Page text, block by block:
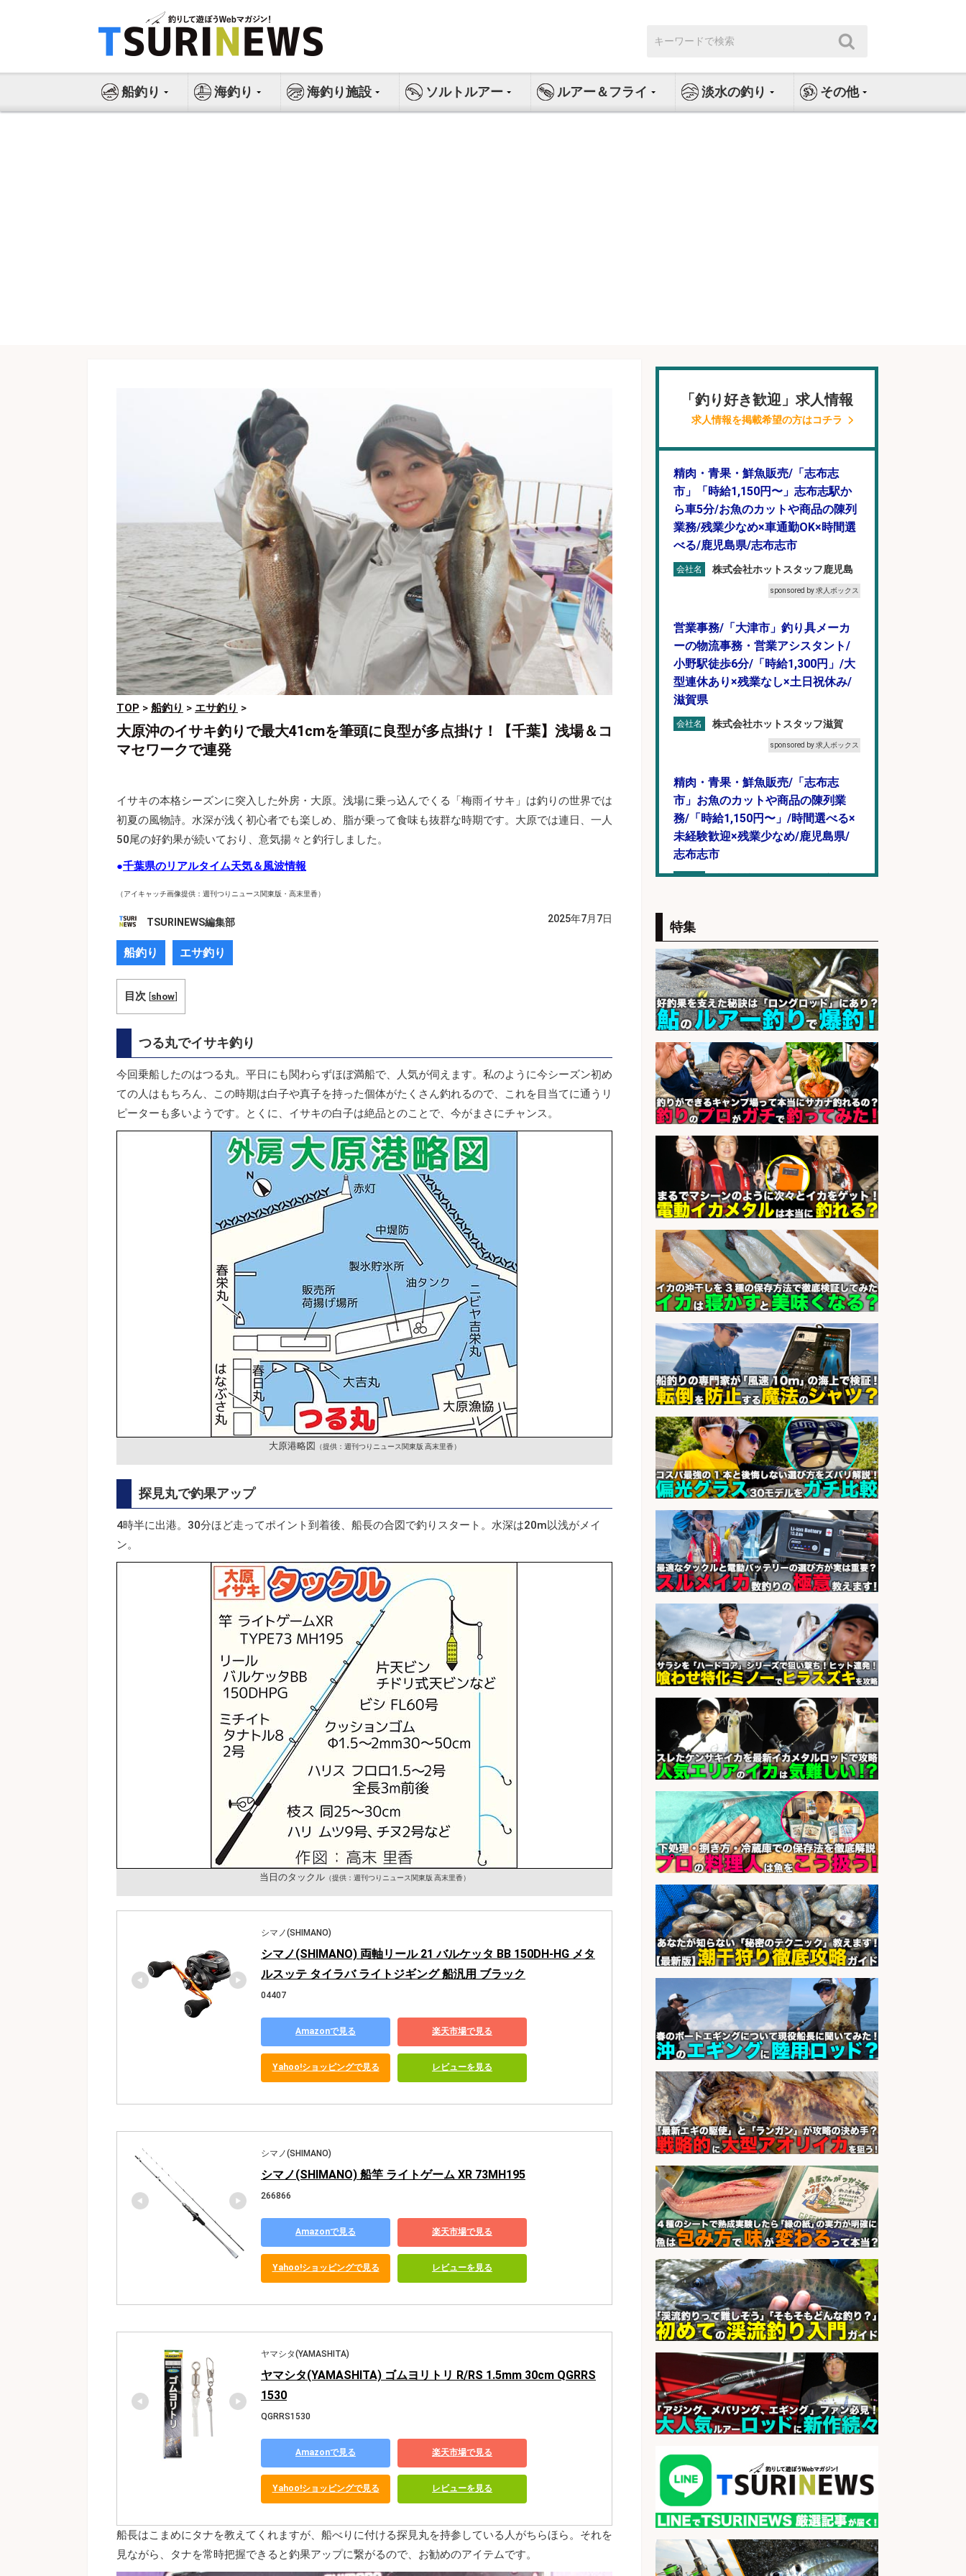
ス
索:
船釣り 海釣り 海釣り施設 ソルトルアー ルアー＆フライ 淡水の釣り その他
TOP > 船釣り > エサ釣り >
大原沖のイサキ釣りで最大41cmを筆頭に良型が多点掛け！【千葉】浅場＆コ
マセワークで連発
イサキの本格シーズンに突入した外房・大原。浅場に乗っ込んでくる「梅雨イサキ」は釣りの世界では
初夏の風物詩。水深が浅く初心者でも楽しめ、脂が乗って食味も抜群な時期です。大原では連日、一人
50尾の好釣果が続いており、意気揚々と釣行しました。
●千葉県のリアルタイム天気＆風波情報
（アイキャッチ画像提供：週刊つりニュース関東版・高末里香）
TSURINEWS編集部 2025年7月7日
船釣り エサ釣り
目次 [show]
つる丸でイサキ釣り
今回乗船したのはつる丸。平日にも関わらずほぼ満船で、人気が伺えます。私のように今シーズン初め
ての人はもちろん、この時期は白子や真子を持った個体がたくさん釣れるので、これを目当てに通うリ
ピーターも多いようです。とくに、イサキの白子は絶品とのことで、今がまさにチャンス。
大原港略図 （提供：週刊つりニュース関東版 高末里香）
探見丸で釣果アップ
4時半に出港。30分ほど走ってポイント到着後、船長の合図で釣りスタート。水深は20m以浅がメイ
ン。
当日のタックル（提供：週刊つりニュース関東版 高末里香）
シマノ(SHIMANO)
シマノ(SHIMANO) 両軸リール 21 バルケッタ BB 150DH-HG メタ
ルスッテ タイラバ ライトジギング 船汎用 ブラック
04407
Amazonで見る 楽天市場で見る
Yahoo!ショッピングで見る レビューを見る
シマノ(SHIMANO)
シマノ(SHIMANO) 船竿 ライトゲーム XR 73MH195
266866
Amazonで見る 楽天市場で見る
Yahoo!ショッピングで見る レビューを見る
ヤマシタ(YAMASHITA)
ヤマシタ(YAMASHITA) ゴムヨリトリ R/RS 1.5mm 30cm QGRRS
1530
QGRRS1530
Amazonで見る 楽天市場で見る
Yahoo!ショッピングで見る レビューを見る
船長はこまめにタナを教えてくれますが、船べりに付ける探見丸を持参している人がちらほら。それを
見ながら、タナを常時把握できると釣果アップに繋がるので、お勧めのアイテムです。
「釣り好き歓迎」求人情報
求人情報を掲載希望の方はコチラ
精肉・青果・鮮魚販売/「志布志
市」「時給1,150円〜」志布志駅か
ら車5分/お魚のカットや商品の陳列
業務/残業少なめ×車通勤OK×時間選
べる/鹿児島県/志布志市
会社名 株式会社ホットスタッフ鹿児島
sponsored by 求人ボックス
営業事務/「大津市」釣り具メーカ
ーの物流事務・営業アシスタント/
小野駅徒歩6分/「時給1,300円」/大
型連休あり×残業なし×土日祝休み/
滋賀県
会社名 株式会社ホットスタッフ滋賀
sponsored by 求人ボックス
精肉・青果・鮮魚販売/「志布志
市」お魚のカットや商品の陳列業
務/「時給1,150円〜」/時間選べる×
未経験歓迎×残業少なめ/鹿児島県/
志布志市
会社名 株式会社ホットスタッフ鹿児島
仕分け・シール貼り/釣り具などの
出荷作業/兵庫県/神戸市北区
会社名 UTエージェント株式会社
sponsored by 求人ボックス
市」お魚のカットや商品の陳列スタ
ッフ/志布志市/「時給1,150円〜」/
未経験歓迎×残業少なめ×車通勤OK/
鹿児島県
会社名 株式会社ホットスタッフ鹿児島
sponsored by 求人ボックス
日払いOKで即日収入/販売スタッフ/
「調理なし・軽作業スタート」お魚
のパック詰め&品出し/週4日から勤
務OK/希望休が取得できる/広島県
会社名 株式会社ホットスタッフ五日市
sponsored by 求人ボックス
日払いOKで即日収入/製造スタッフ/
「堺市堺区」 土日祝休みで年間休日
126日&入社祝金10万円/堺市堺区の
工場で自転車部品や釣り具の組立/
日払いOK・未経験歓迎/大阪府
会社名
パーソルファクトリーパートナ
ーズ株式会社
sponsored by 求人ボックス
日払いOKで即日収入/ライン作業員/
「堺市堺区」「時給1,600円」堺市
堺区の工場で自転車部品や釣り具の
組立/入社祝金10万円/未経験歓迎・
土日祝休みで年間休日126日・日払
いOK/大阪府
会社名
パーソルファクトリーパートナ
ーズ株式会社
sponsored by 求人ボックス
日払いOKで即日収入/営業事務/沼津
市足高の釣り具メーカーで受注処
理・見積作成の営業事務/服装髪色
ネイル自由・マニュアル完備で未経
験OK&土日祝休み/静岡県/沼津市
株式会社セイノースタッフサー
ビス
sponsored by 求人ボックス
日払いOKで即日収入/製造スタッフ/
「堺市堺区」「時給1,600円」日払
いOK・入社祝金10万円/堺市堺区の
工場で自転車部品や釣り具の組立/
未経験歓迎/土日祝休みで年間休日
126日
会社名
パーソルファクトリーパートナ
ーズ株式会社
sponsored by 求人ボックス
さらに求人情報を見る
特集